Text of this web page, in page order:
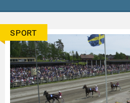
SPORT